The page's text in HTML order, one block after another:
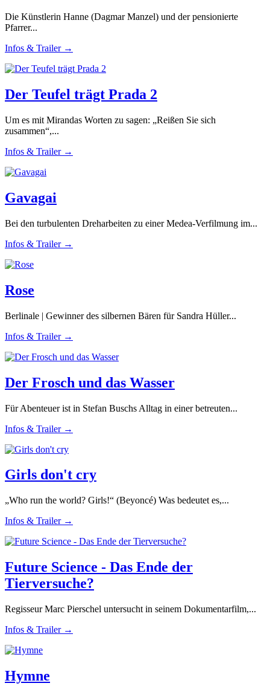
Die Künstlerin Hanne (Dagmar Manzel) und der pensionierte
Pfarrer...
Infos & Trailer →
Der Teufel trägt Prada 2
Um es mit Mirandas Worten zu sagen: „Reißen Sie sich
zusammen“,...
Infos & Trailer →
Gavagai
Bei den turbulenten Dreharbeiten zu einer Medea-Verfilmung im...
Infos & Trailer →
Rose
Berlinale | Gewinner des silbernen Bären für Sandra Hüller...
Infos & Trailer →
Der Frosch und das Wasser
Für Abenteuer ist in Stefan Buschs Alltag in einer betreuten...
Infos & Trailer →
Girls don't cry
„Who run the world? Girls!“ (Beyoncé) Was bedeutet es,...
Infos & Trailer →
Future Science - Das Ende der
Tierversuche?
Regisseur Marc Pierschel untersucht in seinem Dokumentarfilm,...
Infos & Trailer →
Hymne